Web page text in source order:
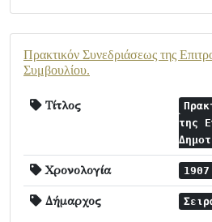
Πρακτικόν Συνεδριάσεως της
Συμβουλίου.
Τίτλος
της
Χρονολογία
Δήμαρχος